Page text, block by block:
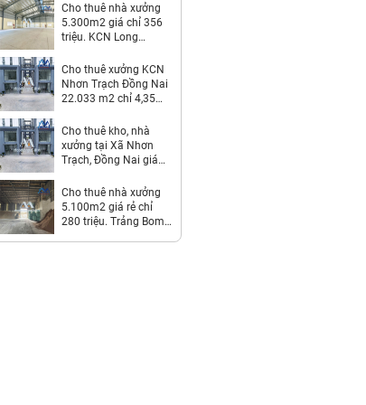
Cho thuê nhà xưởng
5.300m2 giá chỉ 356
triệu. KCN Long
Cho thuê xưởng KCN
Nhơn Trạch Đồng Nai
22.033 m2 chỉ 4,35
Cho thuê kho, nhà
xưởng tại Xã Nhơn
Trạch, Đồng Nai giá
Cho thuê nhà xưởng
5.100m2 giá rẻ chỉ
280 triệu. Trảng Bom-